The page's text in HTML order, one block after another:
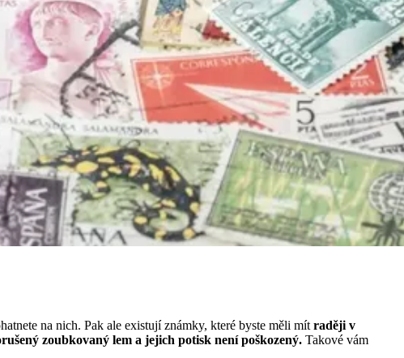
na nich. Pak ale existují známky, které byste měli mít raději v
zoubkovaný lem a jejich potisk není poškozený. Takové vám